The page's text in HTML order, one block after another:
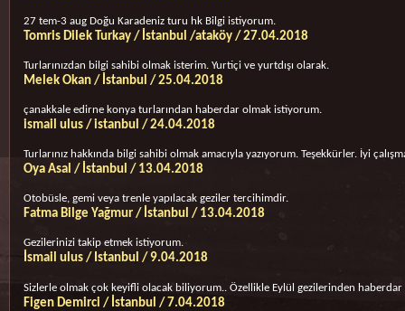
27 tem-3 aug Doğu Karadeniz turu hk Bilgi istiyorum.
Tomris Dilek Turkay / İstanbul /ataköy / 27.04.2018
Turlarınızdan bilgi sahibi olmak isterim. Yurtiçi ve yurtdışı olarak.
Melek Okan / İstanbul / 25.04.2018
çanakkale edirne konya turlarından haberdar olmak istiyorum.
ismail ulus / istanbul / 24.04.2018
Turlarınız hakkında bilgi sahibi olmak amacıyla yazıyorum. Teşekkürler. İyi
Oya Asal / İstanbul / 13.04.2018
Otobüsle, gemi veya trenle yapılacak geziler tercihimdir.
Fatma Bilge Yağmur / İstanbul / 13.04.2018
Gezilerinizi takip etmek istiyorum.
İsmail ulus / Istanbul / 9.04.2018
Sizlerle olmak çok keyifli olacak biliyorum.. Özellikle Eylül gezilerinden
Figen Demirci / İstanbul / 7.04.2018